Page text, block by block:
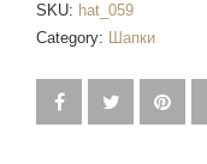
SKU: hat_059
Category: Шапки